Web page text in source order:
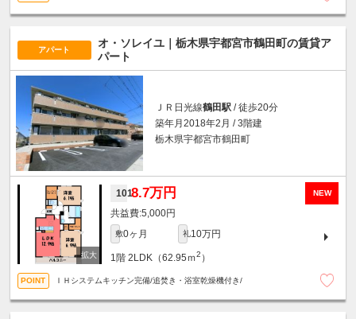
アパート
オ・ソレイユ｜栃木県宇都宮市鶴田町の賃貸ア
パート
ＪＲ日光線鶴田駅 / 徒歩20分
築年月2018年2月 / 3階建
栃木県宇都宮市鶴田町
NEW
1018.7万円
5,000円
敷0ヶ月 礼10万円
1階 2LDK（62.95ｍ2 ）
ＩＨシステムキッチン完備/追焚き・浴室乾燥機付き/